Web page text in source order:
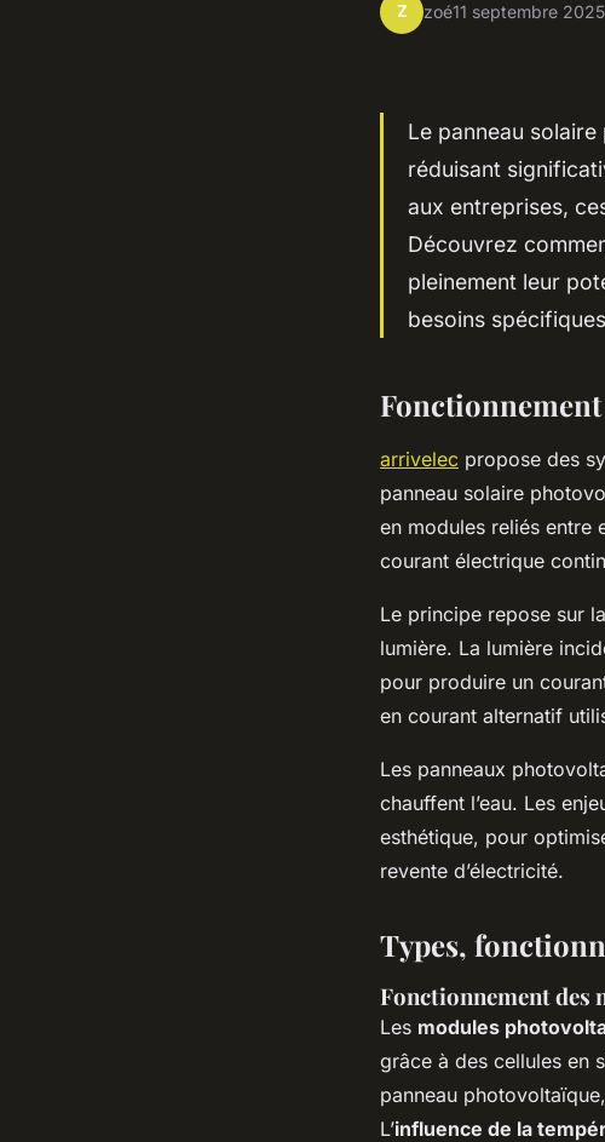
Z zoé11 septembre 2025
Le panneau
réduisant
aux entreprises,
Découvrez
pleinement leur
besoins
arrivelec propose des
panneau solaire
en modules reliés entre
courant électrique
Le principe repose sur
lumière. La lumière
pour produire un
en courant alternatif
Les panneaux
chauffent l’eau. Les
esthétique, pour
revente d’électricité.
Types,
Fonctionnement des
Les modules
grâce à des cellules en
panneau
L’influence de la